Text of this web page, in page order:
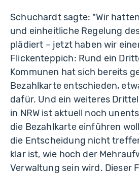
Schuchardt sagte: "Wir
und einheitliche Regelung
plädiert – jetzt haben wir
Flickenteppich: Rund ein
Kommunen hat sich bereits
Bezahlkarte entschieden,
dafür. Und ein weiteres
in NRW ist aktuell noch
die Bezahlkarte einführen
die Entscheidung nicht
klar ist, wie hoch der
Verwaltung sein wird. Dieser